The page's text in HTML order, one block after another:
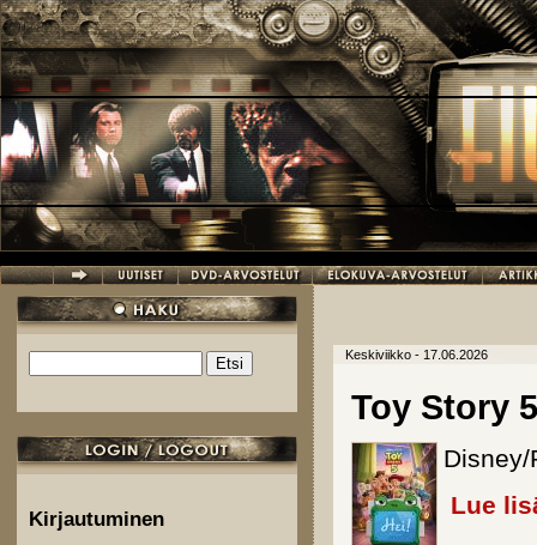
Hyppää pääsisältöön
Hakulomake
Kirjautuminen
Keskiviikko - 17.06.2026
Toy Story 5
Lue